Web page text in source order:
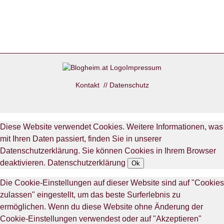
Impressum
Kontakt // Datenschutz
Diese Website verwendet Cookies. Weitere Informationen, was
mit Ihren Daten passiert, finden Sie in unserer
Datenschutzerklärung. Sie können Cookies in Ihrem Browser
deaktivieren. Datenschutzerklärung Ok
Die Cookie-Einstellungen auf dieser Website sind auf "Cookies
zulassen" eingestellt, um das beste Surferlebnis zu
ermöglichen. Wenn du diese Website ohne Änderung der
Cookie-Einstellungen verwendest oder auf "Akzeptieren"